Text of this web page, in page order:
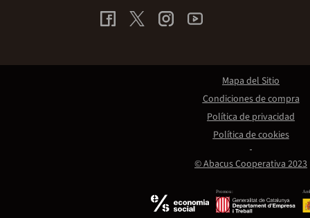
Promou:
© Abacus Cooperativa 2023
Mapa del Sitio
Condiciones de compra
Política de privacidad
Política de cookies